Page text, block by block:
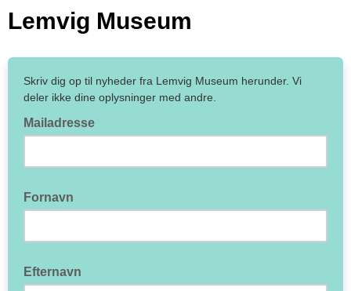
Lemvig Museum
Skriv dig op til nyheder fra Lemvig Museum herunder. Vi
deler ikke dine oplysninger med andre.
Mailadresse
Fornavn
Efternavn